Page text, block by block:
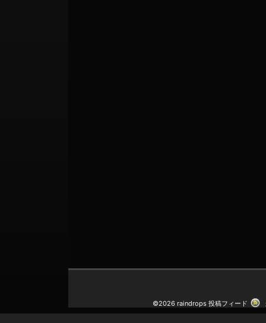
©2026 raindrops 投稿フィード